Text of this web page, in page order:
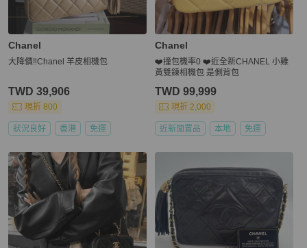
Chanel
大降價‼️Chanel 羊皮相機包
TWD 39,906
現折 800
狀況良好 香港 免運
Chanel
❤️撞包機率0 ❤️近全新CHANEL 小雞
黃雙鍊相機包 是側背包
TWD 99,999
現折 2,000
近新閒置品 本地 免運